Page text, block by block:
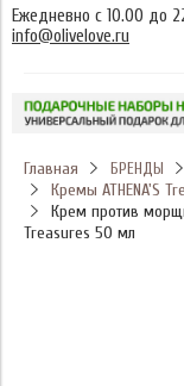
Ежедневно с 10.00 до
info@olivelove.ru
Главная БРЕНДЫ
Кремы ATHENA'S
Крем против
Treasures 50 мл